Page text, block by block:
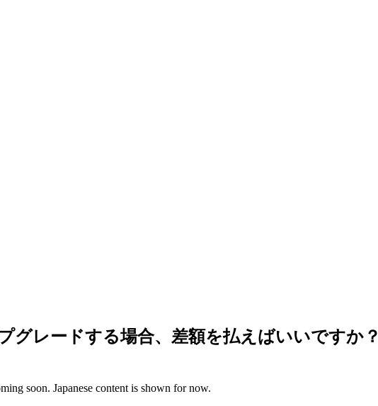
グレードする場合、差額を払えばいいですか？
soon. Japanese content is shown for now.